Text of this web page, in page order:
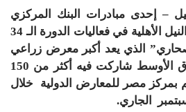
– إحدى مبادرات البنك المركزي
المصري وتنفذها جامعة النيل الأهلية في فعاليات الدورة الـ 34
الذي يعد أكبر معرض زراعي
دولي في إفريقيا والشرق الأوسط شاركت فيه أكثر من 150
وأقيم بمركز مصر للمعارض الدولية خلال